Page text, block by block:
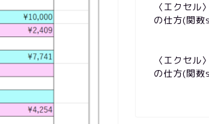
〈エクセル
の仕方(関数
〈エクセル
の仕方(関数